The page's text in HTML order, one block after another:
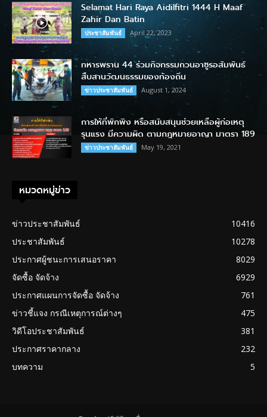
Selamat Hari Raya Aidilfitri 1444 H Maaf
Zahir Dan Batin
ประชาสัมพันธ์ April 22, 2023
ทหารพราน 44 ร่วมกิจกรรมกวนอาซูรอสัมพันธ์
สืบสานวัฒนธรรมของท้องถิ่น
ข่าวประชาสัมพันธ์ August 1, 2024
การให้ที่พักพิง หรือสนับสนุนช่วยเหลือผู้ก่อเหตุ
รุนแรง มีความผิด ตามกฎหมายอาญา มาตรา 189
ข่าวประชาสัมพันธ์ May 19, 2021
หมวดหมู่ข่าว
ข่าวประชาสัมพันธ์
10416
ประชาสัมพันธ์
10278
ประกาศผู้ชนะการเสนอราคา
8029
จัดซื้อ จัดจ้าง
6929
ประกาศแผนการจัดซื้อ จัดจ้าง
761
ข่าวชี้แจง กรณีเหตุการณ์ต่างๆ
475
วิดีโอประชาสัมพันธ์
381
ประกาศราคากลาง
232
บทความ
5